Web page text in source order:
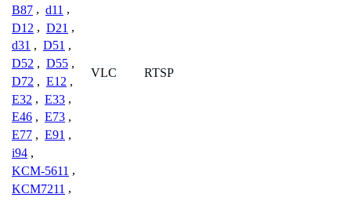
B87 , d11 ,
D12 , D21 ,
d31 , D51 ,
D52 , D55 ,
D72 , E12 ,
E32 , E33 ,
E46 , E73 ,
E77 , E91 ,
i94 ,
KCM-5611 ,
KCM7211 ,
VLC RTSP